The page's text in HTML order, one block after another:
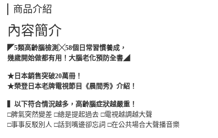
商品介紹
內容簡介
◤5類高齡腦檢測╳58個日常習慣養成，
幾歲開始做都有用！大腦老化預防全書◢
★日本銷售突破20萬冊！
★榮登日本老牌電視節目《晨間秀》介紹！
▍以下符合情況越多，高齡腦症狀越嚴重！
□脾氣突然變差 □總是提起過去 □電視越調越大聲
□事事反駁別人 □話到嘴邊卻忘詞 □在公共場合大聲播音樂